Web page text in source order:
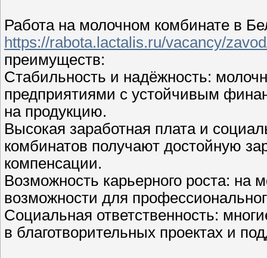
Работа на молочном комбинате в
https://rabota.lactalis.ru/vacancy/
преимуществ:
Стабильность и надёжность:
предприятиями с устойчивым
на продукцию.
Высокая заработная плата и
комбинатов получают достойную
компенсации.
Возможность карьерного роста: на
возможности для
Социальная ответственность:
в благотворительных проектах и